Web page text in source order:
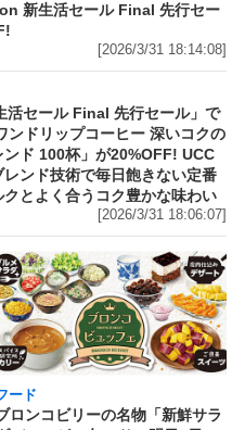
新生活セール Final 先行セー
[2026/3/31 18:14:08]
活セール Final 先行セール」で
ンドリップコーヒー 深いコクの
ンド 100杯」が20%OFF! UCC
ンド技術で毎日飽きない定番
クとよく合うコク豊かな味わい
[2026/3/31 18:06:07]
ード
ロンコビリーの名物「新鮮サラ